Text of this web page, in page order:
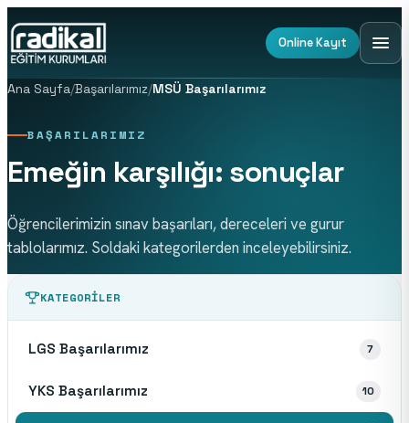
Online Kayıt
Ana Sayfa/Başarılarımız/MSÜ Başarılarımız
BAŞARILARIMIZ
Emeğin karşılığı: sonuçlar
Öğrencilerimizin sınav başarıları, dereceleri ve gurur
tablolarımız. Soldaki kategorilerden inceleyebilirsiniz.
KATEGORILER
LGS Başarılarımız 7
YKS Başarılarımız 10